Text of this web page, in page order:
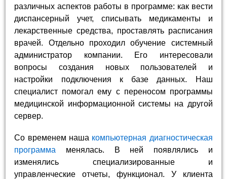
различных аспектов работы в программе: как вести
диспансерный учет, списывать медикаменты и
лекарственные средства, проставлять расписания
врачей. Отдельно проходил обучение системный
администратор компании. Его интересовали
вопросы создания новых пользователей и
настройки подключения к базе данных. Наш
специалист помогал ему с переносом программы
медицинской информационной системы на другой
сервер.
Со временем наша компьютерная диагностическая
программа менялась. В ней появлялись и
изменялись специализированные и
управленческие отчеты, функционал. У клиента